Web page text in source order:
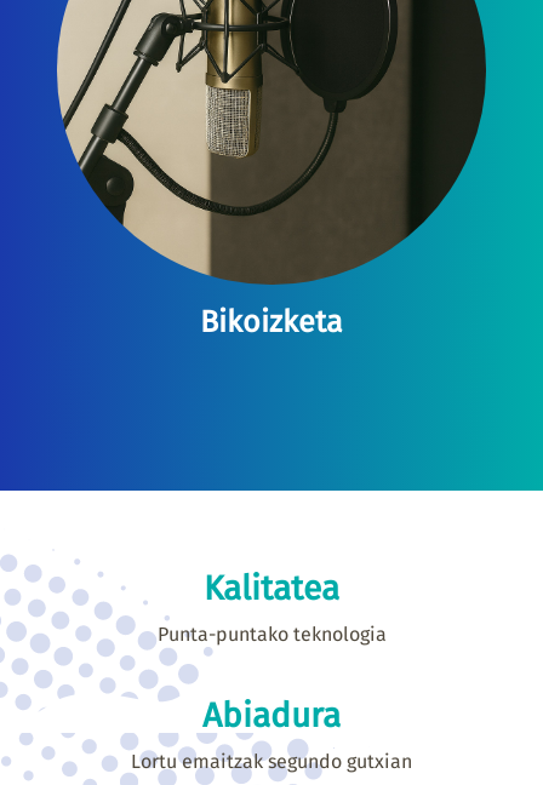
Bikoizketa
Kalitatea
Punta-puntako teknologia
Abiadura
Lortu emaitzak segundo gutxian